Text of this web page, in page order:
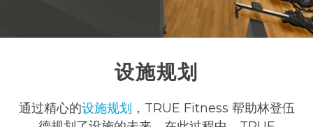
设施规划
通过精心的设施规划 ，TRUE Fitness 帮助林登伍